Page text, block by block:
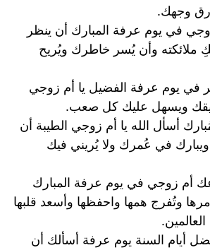
وجهك.
في يوم عرفة المبارك أن ينظر
ملائكته وأن يُسر خاطرك ويُريح
في يوم عرفة الفضيل يا أم زوجي
ويسهل عليك كل صعب.
أسأل الله يا أم زوجي الطيبة أن
في عُمرك ولا يُريني فيك
أم زوجي في يوم عرفة المبارك
وتُفرج همها واحفظها وأسعد قلبها
أيام السنة يوم عرفة أسألك أن